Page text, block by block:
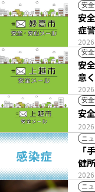
安
安
症
安
安
意
安
安
ニ
「手足
健
ニ